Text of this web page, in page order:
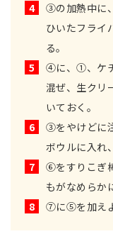
4
③の加熱中に
ひいたフライ
る。
5
④に、①、ケ
混ぜ、生クリ
いておく。
6
③をやけどに
ボウルに入れ
7
⑥をすりこぎ
もがなめらか
8
⑦に⑤を加えよ